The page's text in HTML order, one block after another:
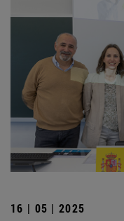
16 | 05 | 2025